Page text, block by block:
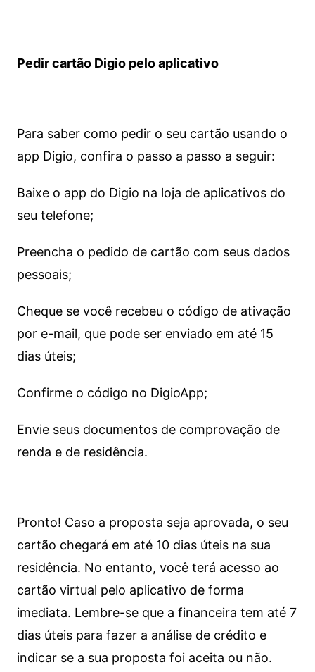
Pedir cartão Digio pelo aplicativo
Para saber como pedir o seu cartão usando o
app Digio, confira o passo a passo a seguir:
Baixe o app do Digio na loja de aplicativos do
seu telefone;
Preencha o pedido de cartão com seus dados
pessoais;
Cheque se você recebeu o código de ativação
por e-mail, que pode ser enviado em até 15
dias úteis;
Confirme o código no DigioApp;
Envie seus documentos de comprovação de
renda e de residência.
Pronto! Caso a proposta seja aprovada, o seu
cartão chegará em até 10 dias úteis na sua
residência. No entanto, você terá acesso ao
cartão virtual pelo aplicativo de forma
imediata. Lembre-se que a financeira tem até 7
dias úteis para fazer a análise de crédito e
indicar se a sua proposta foi aceita ou não.